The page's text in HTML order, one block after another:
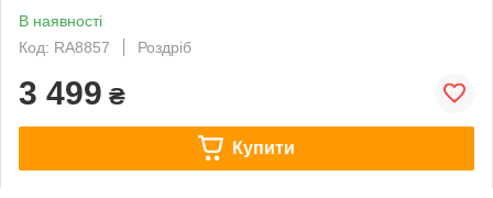
В наявності
Код: RA8857
Роздріб
3 499 ₴
Купити